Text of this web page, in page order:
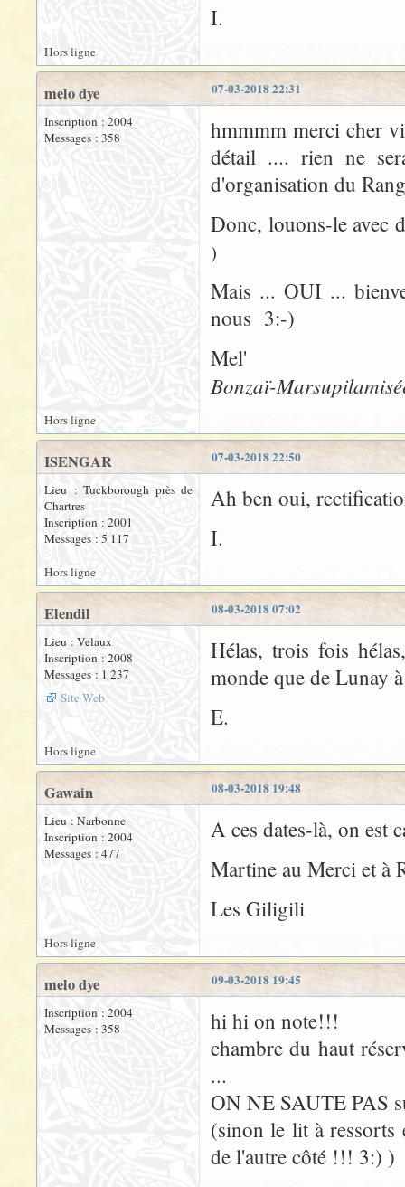
I.
Hors ligne
07-03-2018 22:31
melo dye
Inscription : 2004
Messages : 358
hmmmm merci cher
détail .... rien ne
d'organisation du
Donc, louons-le avec
)
Mais ... OUI ...
nous 3:-)
Mel'
Bonzaï-
Hors ligne
07-03-2018 22:50
ISENGAR
Lieu : Tuckborough près de
Chartres
Inscription : 2001
Messages : 5 117
Ah ben oui,
I.
Hors ligne
08-03-2018 07:02
Elendil
Lieu : Velaux
Inscription : 2008
Messages : 1 237
Site Web
Hélas, trois fois
monde que de Lunay
E.
Hors ligne
08-03-2018 19:48
Gawain
Lieu : Narbonne
Inscription : 2004
Messages : 477
A ces dates-là, on est
Martine au Merci et à
Les Giligili
Hors ligne
09-03-2018 19:45
melo dye
Inscription : 2004
Messages : 358
hi hi on note!!!
chambre du haut
...
ON NE SAUTE PAS
(sinon le lit à
de l'autre côté !!! 3:) )